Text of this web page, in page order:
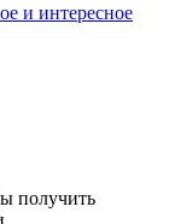
и интересное
получить